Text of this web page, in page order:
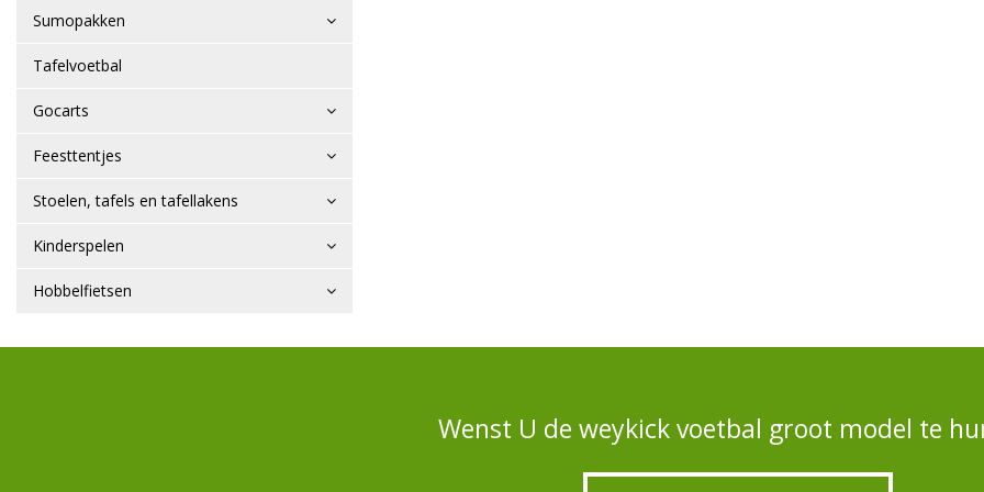
Sumopakken
Tafelvoetbal
Gocarts
Feesttentjes
Stoelen, tafels en tafellakens
Kinderspelen
Hobbelfietsen
Wenst U de weykick voetbal groot model te